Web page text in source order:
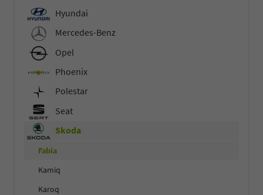
Hyundai
Mercedes-Benz
Opel
Phoenix
Polestar
Seat
Skoda
Fabia
Kamiq
Karoq